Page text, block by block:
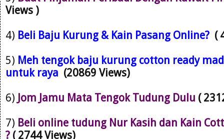
Views )
4) Beli Baju Kurung & Kain Pasang Online? (
5) Meh tengok baju kurung cotton ready
untuk raya (20869 Views)
6) Jom Jamu Mata Tengok Tudung Dulu (
7) Beli online tudung Nur Kasih dan Kain
? ( 2744 Views)